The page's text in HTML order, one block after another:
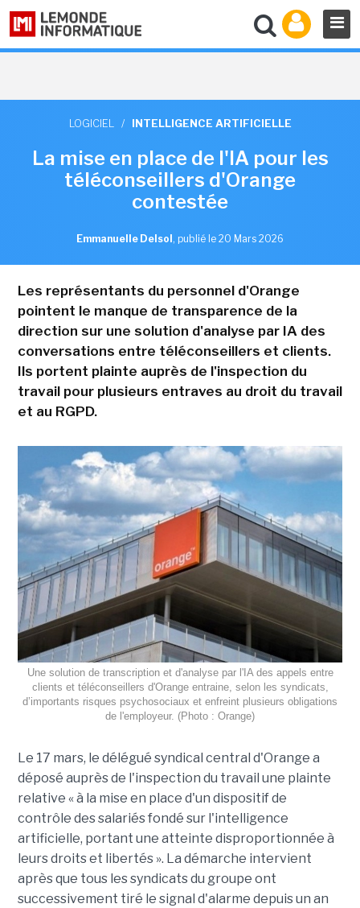
LOGICIEL / INTELLIGENCE ARTIFICIELLE
La mise en place de l'IA pour les
téléconseillers d'Orange
contestée
Emmanuelle Delsol , publié le 20 Mars 2026
Les représentants du personnel d'Orange
pointent le manque de transparence de la
direction sur une solution d'analyse par IA des
conversations entre téléconseillers et clients.
Ils portent plainte auprès de l'inspection du
travail pour plusieurs entraves au droit du travail
et au RGPD.
Une solution de transcription et d'analyse par l'IA des appels entre
clients et téléconseillers d'Orange entraine, selon les syndicats,
d’importants risques psychosociaux et enfreint plusieurs obligations
de l'employeur. (Photo : Orange)
Le 17 mars, le délégué syndical central d'Orange a
déposé auprès de l'inspection du travail une plainte
relative « à la mise en place d'un dispositif de
contrôle des salariés fondé sur l'intelligence
artificielle, portant une atteinte disproportionnée à
leurs droits et libertés ». La démarche intervient
après que tous les syndicats du groupe ont
successivement tiré le signal d'alarme depuis un an